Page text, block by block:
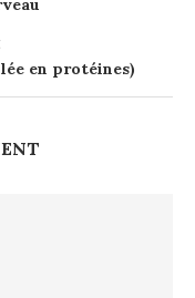
en protéines)